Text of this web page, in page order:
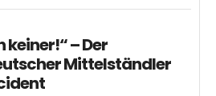
– Der
Mittelständler